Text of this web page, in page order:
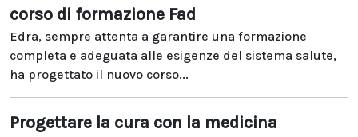
corso di formazione Fad
Edra, sempre attenta a garantire una formazione
completa e adeguata alle esigenze del sistema salute,
ha progettato il nuovo corso...
Progettare la cura con la medicina